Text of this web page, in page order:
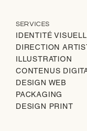
SERVICES
IDENTITÉ
DIRECTION
ILLUSTRATION
CONTENUS
DESIGN WEB
PACKAGING
DESIGN PRINT